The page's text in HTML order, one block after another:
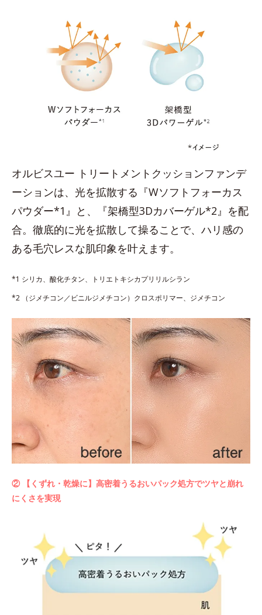
オルビスユー トリートメントクッションファンデ
ーションは、光を拡散する『Wソフトフォーカス
パウダー*1』と、『架橋型3Dカバーゲル*2』を配
合。徹底的に光を拡散して操ることで、ハリ感の
ある毛穴レスな肌印象を叶えます。
*1 シリカ、酸化チタン、トリエトキシカプリリルシラン
*2 （ジメチコン／ビニルジメチコン）クロスポリマー、ジメチコン
② 【くずれ・乾燥に】高密着うるおいパック処方でツヤと崩れ
にくさを実現